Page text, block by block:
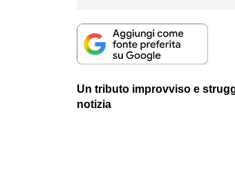
Un tributo improvviso e
notizia